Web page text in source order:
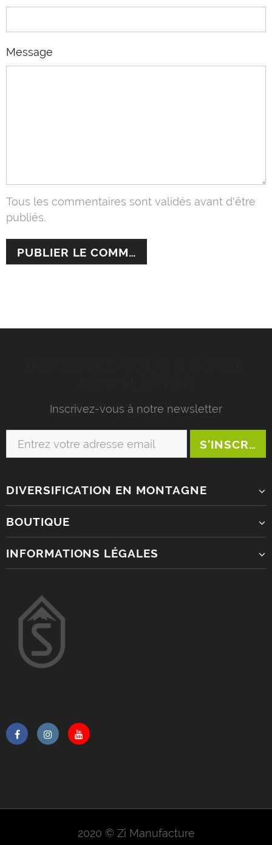
Message
Tous les commentaires sont validés avant d'être
publiés.
Inscrivez-vous à notre newsletter
DIVERSIFICATION EN MONTAGNE
BOUTIQUE
INFORMATIONS LÉGALES
2020 © Zi Manufacture